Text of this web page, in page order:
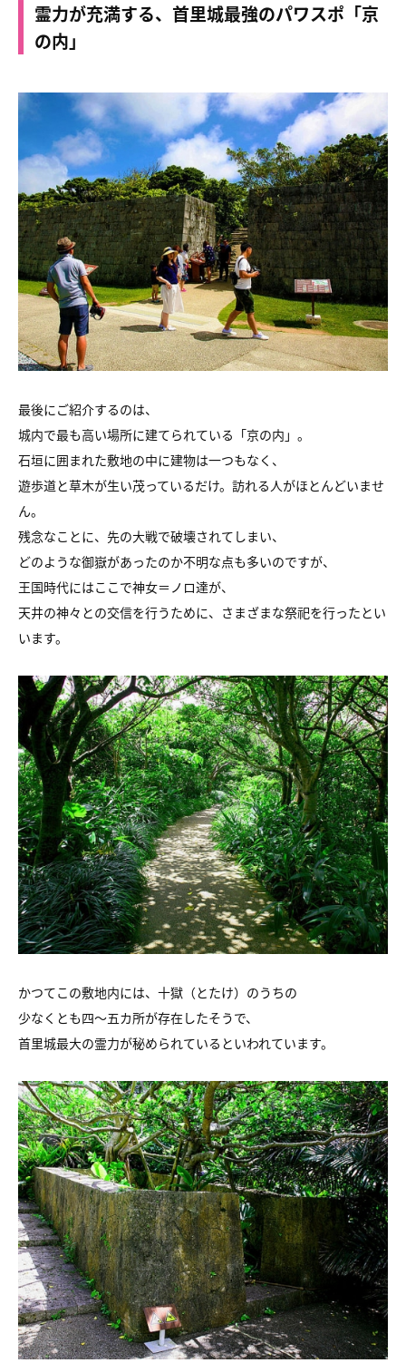
霊力が充満する、首里城最強のパワスポ「京
の内」
最後にご紹介するのは、
城内で最も高い場所に建てられている「京の内」。
石垣に囲まれた敷地の中に建物は一つもなく、
遊歩道と草木が生い茂っているだけ。訪れる人がほとんどいませ
ん。
残念なことに、先の大戦で破壊されてしまい、
どのような御嶽があったのか不明な点も多いのですが、
王国時代にはここで神女＝ノロ達が、
天井の神々との交信を行うために、さまざまな祭祀を行ったとい
います。
かつてこの敷地内には、十獄（とたけ）のうちの
少なくとも四〜五カ所が存在したそうで、
首里城最大の霊力が秘められているといわれています。